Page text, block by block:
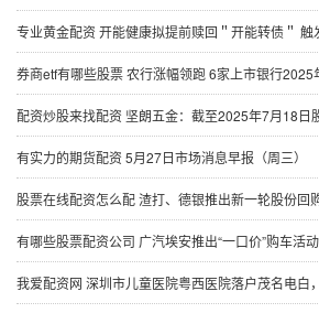
专业黄金配资 开能健康拟提前赎回＂开能转债＂ 触
券商etf有哪些股票 农行涨幅领跑 6家上市银行
配资炒股来找配资 坚朗五金：截至2025年7月18日
有实力的期货配资 5月27日市场消息早报（周三）
股票在线配资怎么配 渣打、德银推出新一轮股份回购计划，A
有哪些股票配资公司 广汽埃安推出“一口价”购车活
我爱配资网 深圳市儿童医院粤西医院落户茂名电白，